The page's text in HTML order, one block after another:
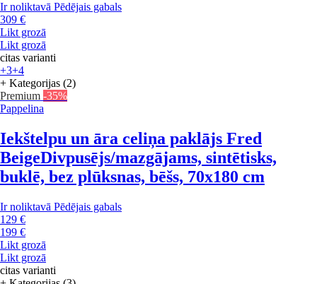
Ir noliktavā Pēdējais gabals
309 €
Likt grozā
Likt grozā
citas varianti
+3+4
+ Kategorijas (2)
Premium -35%
Pappelina
Iekštelpu un āra celiņa paklājs Fred
BeigeDivpusējs/mazgājams, sintētisks,
buklē, bez plūksnas, bēšs, 70x180 cm
Ir noliktavā Pēdējais gabals
129 €
199 €
Likt grozā
Likt grozā
citas varianti